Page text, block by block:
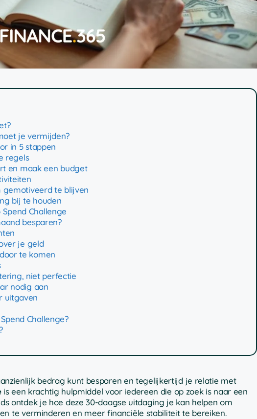
je vermijden?
in 5 stappen
regels
en maak een budget
gemotiveerd te blijven
bij te houden
Challenge
besparen?
je geld
te komen
niet perfectie
nodig aan
uitgaven
Challenge?
bedrag kunt besparen en tegelijkertijd je relatie met
is een krachtig hulpmiddel voor iedereen die op zoek is naar een
ontdek je hoe deze 30-daagse uitdaging je kan helpen om
te verminderen en meer financiële stabiliteit te bereiken.